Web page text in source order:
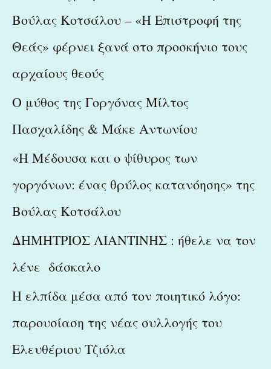
f
o
Βούλας Κοτσάλου – «Η Επιστροφή της
Θεάς» φέρνει ξανά στο προσκήνιο τους
αρχαίους θεούς
Ο μύθος της Γοργόνας Μίλτος
Πασχαλίδης & Μάκε Αντωνίου
«Η Μέδουσα και ο ψίθυρος των
γοργόνων: ένας θρύλος κατανόησης» της
Βούλας Κοτσάλου
ΔΗΜΗΤΡΙΟΣ ΛΙΑΝΤΙΝΗΣ : ήθελε να τον
λένε δάσκαλο
Η ελπίδα μέσα από τον ποιητικό λόγο:
παρουσίαση της νέας συλλογής του
Ελευθέριου Τζιόλα